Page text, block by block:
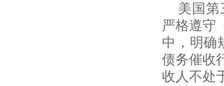
美国第
严格遵守
中，明确
债务催收
收人不处